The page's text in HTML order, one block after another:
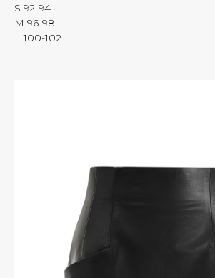
S 92-94
M 96-98
L 100-102